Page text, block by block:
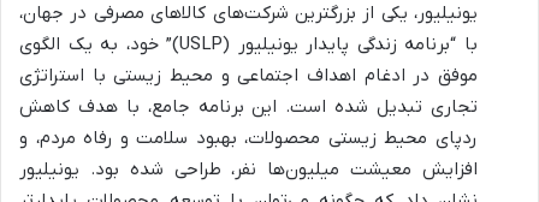
یونیلیور، یکی از بزرگترین شرکت‌های کالاهای مصرفی در جهان،
با “برنامه زندگی پایدار یونیلیور (USLP)” خود، به یک الگوی
موفق در ادغام اهداف اجتماعی و محیط زیستی با استراتژی
تجاری تبدیل شده است. این برنامه جامع، با هدف کاهش
ردپای محیط زیستی محصولات، بهبود سلامت و رفاه مردم، و
افزایش معیشت میلیون‌ها نفر، طراحی شده بود. یونیلیور